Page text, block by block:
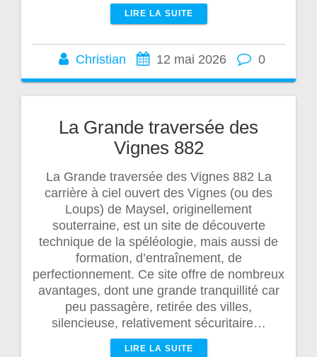
LIRE LA SUITE
Christian 12 mai 2026 0
La Grande traversée des
Vignes 882
La Grande traversée des Vignes 882 La
carrière à ciel ouvert des Vignes (ou des
Loups) de Maysel, originellement
souterraine, est un site de découverte
technique de la spéléologie, mais aussi de
formation, d’entraînement, de
perfectionnement. Ce site offre de nombreux
avantages, dont une grande tranquillité car
peu passagère, retirée des villes,
silencieuse, relativement sécuritaire…
LIRE LA SUITE